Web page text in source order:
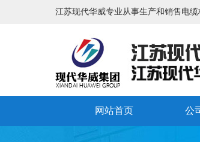
江苏现代华威专业从事生产和销售电
网站首页 公